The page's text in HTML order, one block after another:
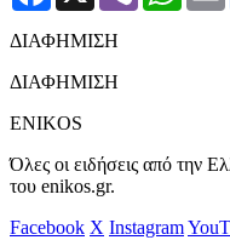
ΔΙΑΦΗΜΙΣΗ
ΔΙΑΦΗΜΙΣΗ
ENIKOS
Όλες οι ειδήσεις από την
του enikos.gr.
Facebook X Instagram